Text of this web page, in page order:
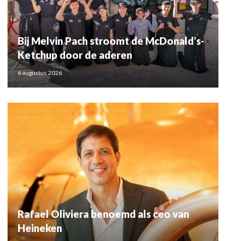
Bij Melvin Pach stroomt de McDonald’s-
Ketchup door de aderen
6 augustus 2026
Rafael Oliviera benoemd als ceo van
Heineken